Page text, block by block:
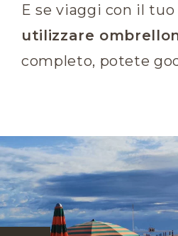
E se viaggi con il
utilizzare
completo, potete